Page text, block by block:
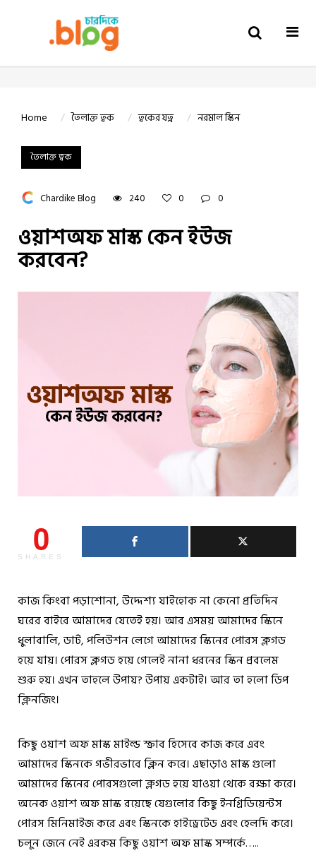
Home তৈলাক্ত ত্বক ত্বকের যত্ন নরমাল স্কিন
তৈলাক্ত ত্বক
Chardike Blog 240 0 0
ওয়াশঅফ মাস্ক কেন ইউজ
করবেন?
0
SHARES
কাজ কিংবা পড়াশোনা, উদ্দেশ্য যাইহোক না কেনো প্রতিদিন
ঘরের বাইরে আমাদের যেতেই হয়। আর এসময় আমাদের স্কিনে
ধুলাবালি, ডার্ট, পলিউশন লেগে আমাদের স্কিনের পোরস ক্লগড
হয়ে যায়। পোরস ক্লগড হয়ে গেলেই নানা ধরনের স্কিন প্রবলেম
শুরু হয়। এখন তাহলে উপায়? উপায় একটাই। আর তা হলো ডিপ
ক্লিনজিং।
কিছু ওয়াশ অফ মাস্ক মাইল্ড স্ক্রাব হিসেবে কাজ করে এবং
আমাদের স্কিনকে গভীরভাবে ক্লিন করে। এছাড়াও মাস্ক গুলো
আমাদের স্কিনের পোরসগুলো ক্লগড হয়ে যাওয়া থেকে রক্ষা করে।
অনেক ওয়াশ অফ মাস্ক রয়েছে যেগুলোর কিছু ইনগ্রিডিয়েন্টস
পোরস মিনিমাইজ করে এবং স্কিনকে হাইড্রেটেড এবং হেলদি করে।
চলুন জেনে নেই এরকম কিছু ওয়াশ অফ মাস্ক সম্পর্কে…..